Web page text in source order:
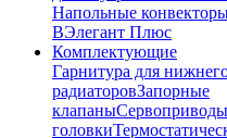
Напольные
ВЭлегант Плюс
Комплектующие
Гарнитура для
радиаторовЗапорные
клапаныСервоприводы
головки